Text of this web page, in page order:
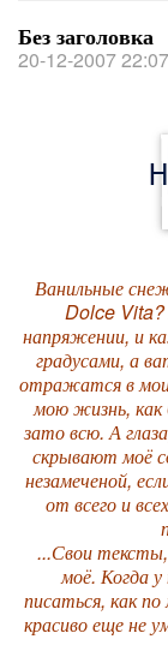
Без заголовка
20-12-2007 22:07
Ванильные
Dolce Vita?
напряжении, и
градусами, а
отражатся в
мою жизнь, как
зато всю. А
скрывают моё
незамеченой,
от всего и
...Свои
моё. Когда
писаться, как
красиво еще не